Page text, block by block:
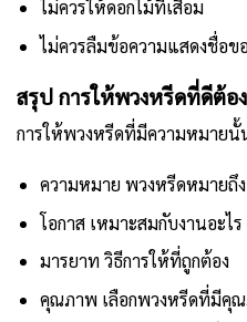
ไม่ควรให้ดอกไม้ที่เสื่อม
ไม่ควรลืมข้อความแสดงชื่อข
สรุป การให้พวงหรีดที่ดีต้อง
การให้พวงหรีดที่มีความหมายนั้
ความหมาย พวงหรีดหมายถึ
โอกาส เหมาะสมกับงานอะ
มารยาท วิธีการให้ที่ถูกต้อง
คุณภาพ เลือกพวงหรีดที่มีคุ